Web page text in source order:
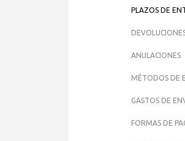
PLAZOS DE
ANULACIONES
MÉTODOS DE
GASTOS DE
FORMAS DE